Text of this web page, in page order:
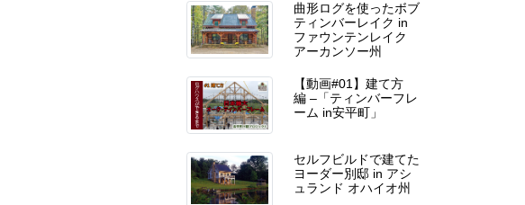
曲形ログを使ったボブ
ティンバーレイク in
ファウンテンレイク
アーカンソー州
【動画#01】建て方
編 –「ティンバーフレ
ーム in安平町」
セルフビルドで建てた
ヨーダー別邸 in アシ
ュランド オハイオ州